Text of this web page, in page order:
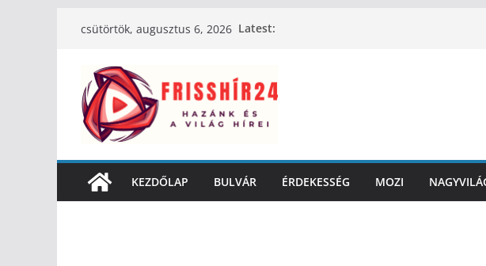
csütörtök, augusztus 6, 2026 Latest:
KEZDŐLAP BULVÁR ÉRDEKESSÉG MOZI